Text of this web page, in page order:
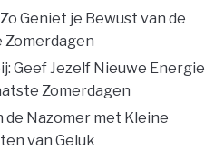
Geniet je Bewust van de
Zomerdagen
Geef Jezelf Nieuwe Energie
Zomerdagen
de Nazomer met Kleine
van Geluk